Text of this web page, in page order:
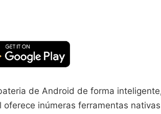
de Android de forma
inúmeras ferramentas